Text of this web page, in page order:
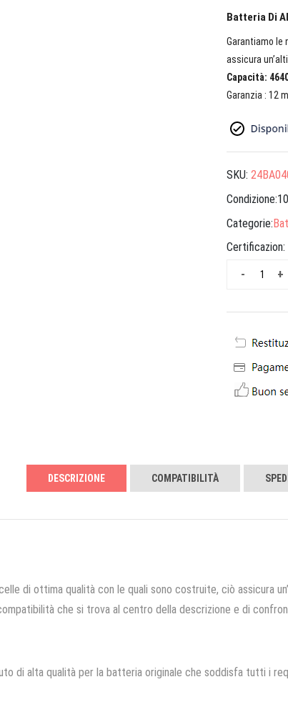
Batteria Di
Garantiamo le
assicura
Capacità:
Garanzia : 12
SKU:
Categorie:
Certificazion:
+
-
DESCRIZIONE COMPATIBILITÀ
di ottima qualità con le quali sono costruite, ciò assicura
che si trova al centro della descrizione e di
di alta qualità per la batteria originale che soddisfa tutti i